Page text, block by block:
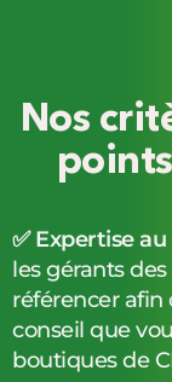
Nos
✅ Expertise
les gérants
référencer afin
conseil que
boutiques de